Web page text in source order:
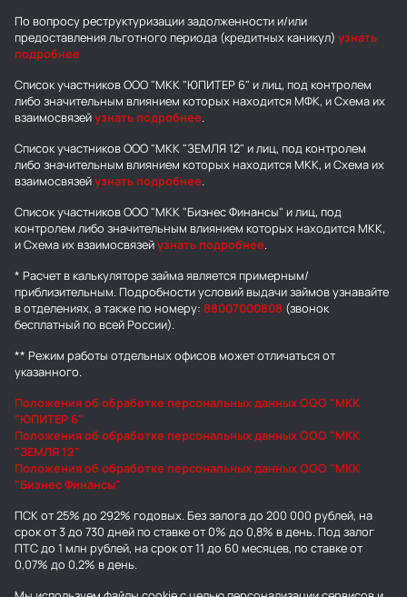
По вопросу реструктуризации задолженности и/или
предоставления льготного периода (кредитных каникул) узнать
подробнее
Список участников ООО "МКК "ЮПИТЕР 6" и лиц, под контролем
либо значительным влиянием которых находится МФК, и Схема их
взаимосвязейузнать подробнее.
Список участников ООО "МКК "ЗЕМЛЯ 12" и лиц, под контролем
либо значительным влиянием которых находится МКК, и Схема их
взаимосвязейузнать подробнее.
Список участников ООО "МКК "Бизнес Финансы" и лиц, под
контролем либо значительным влиянием которых находится МКК,
и Схема их взаимосвязейузнать подробнее.
* Расчет в калькуляторе займа является примерным/
приблизительным. Подробности условий выдачи займов узнавайте
в отделениях, а также по номеру: 88007000808 (звонок
бесплатный по всей России).
** Режим работы отдельных офисов может отличаться от
указанного.
Положения об обработке персональных данных ООО "МКК
"ЮПИТЕР 6"
Положения об обработке персональных данных ООО "МКК
"ЗЕМЛЯ 12"
Положения об обработке персональных данных ООО "МКК
"Бизнес Финансы"
ПСК от 25% до 292% годовых. Без залога до 200 000 рублей, на
срок от 3 до 730 дней по ставке от 0% до 0,8% в день. Под залог
ПТС до 1 млн рублей, на срок от 11 до 60 месяцев, по ставке от
0,07% до 0,2% в день.